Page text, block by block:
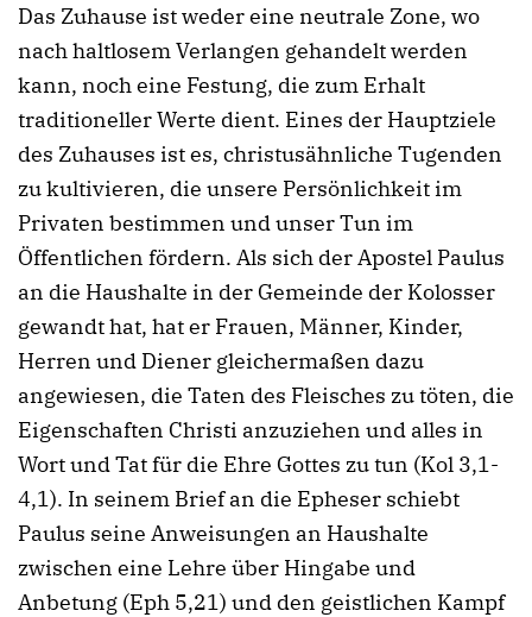
Das Zuhause ist weder eine neutrale Zone, wo
nach haltlosem Verlangen gehandelt werden
kann, noch eine Festung, die zum Erhalt
traditioneller Werte dient. Eines der Hauptziele
des Zuhauses ist es, christusähnliche Tugenden
zu kultivieren, die unsere Persönlichkeit im
Privaten bestimmen und unser Tun im
Öffentlichen fördern. Als sich der Apostel Paulus
an die Haushalte in der Gemeinde der Kolosser
gewandt hat, hat er Frauen, Männer, Kinder,
Herren und Diener gleichermaßen dazu
angewiesen, die Taten des Fleisches zu töten, die
Eigenschaften Christi anzuziehen und alles in
Wort und Tat für die Ehre Gottes zu tun (Kol 3,1-
4,1). In seinem Brief an die Epheser schiebt
Paulus seine Anweisungen an Haushalte
zwischen eine Lehre über Hingabe und
Anbetung (Eph 5,21) und den geistlichen Kampf